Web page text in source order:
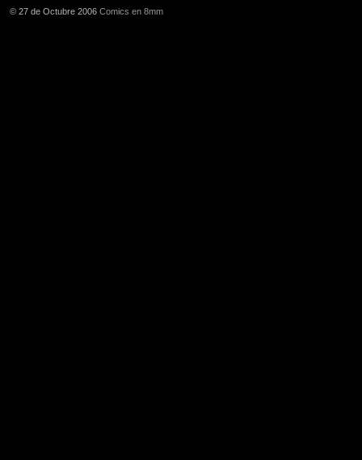
© 27 de Octubre 2006 Comics en 8mm